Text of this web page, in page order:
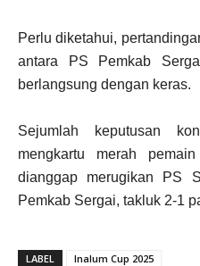
Perlu diketahui,
antara PS Pemkab
berlangsung dengan keras.
Sejumlah keputusan
mengkartu merah
dianggap merugikan PS
Pemkab Sergai, takluk 2-1
LABEL Inalum Cup 2025